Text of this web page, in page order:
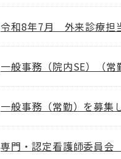
令和8年7月 外来診療担
一般事務（院内SE）（
一般事務（常勤）を募集
専門・認定看護師委員